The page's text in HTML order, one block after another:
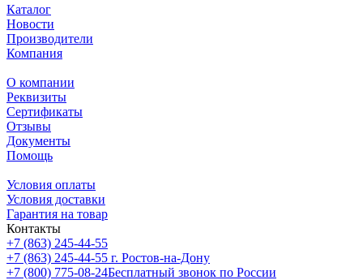
Каталог
Новости
Производители
Компания
О компании
Реквизиты
Сертификаты
Отзывы
Документы
Помощь
Условия оплаты
Условия доставки
Гарантия на товар
Контакты
+7 (863) 245-44-55
+7 (863) 245-44-55 г. Ростов-на-Дону
+7 (800) 775-08-24Бесплатный звонок по России